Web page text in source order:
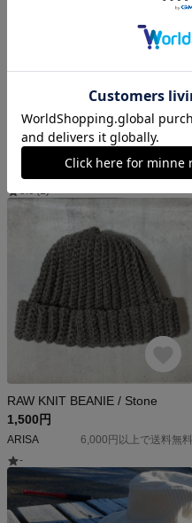
3,800円
5,000円以上で送料無料
5.0(1)
RAW KNIT BEANIE / Stone
1,500円
ARISA
6,000円以上で送料無料
-